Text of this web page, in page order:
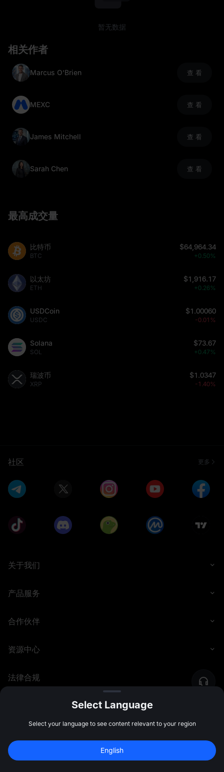
暂无数据
相关作者
Marcus O'Brien 查 看
MEXC 查 看
James Mitchell 查 看
Sarah Chen 查 看
最高成交量
比特币
BTC
$64,964.34
+0.50%
以太坊
ETH
$1,916.17
+0.26%
USDCoin
USDC
$1.00060
-0.01%
Solana
SOL
$73.67
+0.47%
瑞波币
XRP
$1.0347
-1.40%
社区 更多
关于我们
产品服务
合作伙伴
资源中心
法律合规
©2026 MEXC.COM
10,000 USDT 奖励
Select Language
Select your language to see content relevant to your region
English